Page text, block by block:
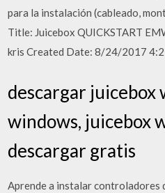
para la instalación (cableado,
Title: Juicebox QUICKSTART
kris Created Date: 8/24/2017
descargar juicebox
windows, juicebox
descargar gratis
Aprende a instalar controladores